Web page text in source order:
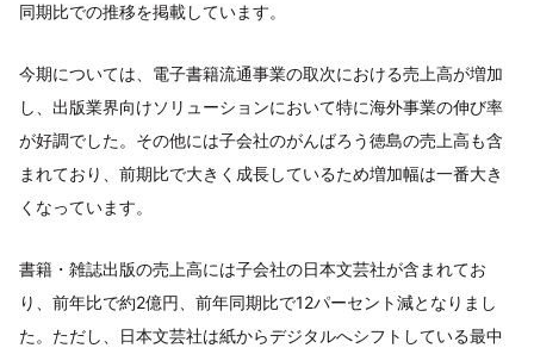
同期比での推移を掲載しています。
今期については、電子書籍流通事業の取次における売上高が増加
し、出版業界向けソリューションにおいて特に海外事業の伸び率
が好調でした。その他には子会社のがんばろう徳島の売上高も含
まれており、前期比で大きく成長しているため増加幅は一番大き
くなっています。
書籍・雑誌出版の売上高には子会社の日本文芸社が含まれてお
り、前年比で約2億円、前年同期比で12パーセント減となりまし
た。ただし、日本文芸社は紙からデジタルへシフトしている最中